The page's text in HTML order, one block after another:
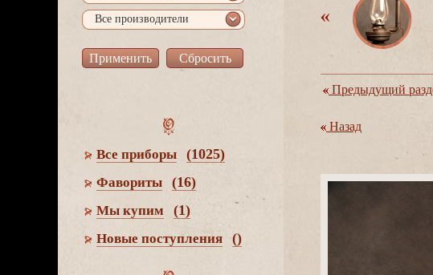
се производители
се приборы (1025)
Фавориты (16)
Мы купим (1)
Новые поступления ()
Предыдущий
Назад